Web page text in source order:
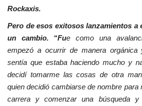
Rockaxis.
Pero de esos exitosos lanzamientos a
un cambio. “Fue como una
empezó a ocurrir de manera
sentía que estaba haciendo mucho y
decidí tomarme las cosas de otra
quien decidió cambiarse de nombre para
carrera y comenzar una búsqueda